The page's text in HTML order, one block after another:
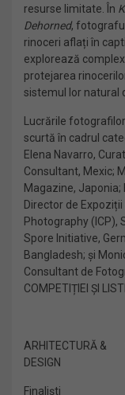
resurse limitate. În
Dehorned,
rinoceri aflați în
explorează
protejarea
sistemul lor natural
Lucrările
scurtă în cadrul
Elena Navarro,
Consultant, Mexic;
Magazine, Japonia;
Director de
Photography (ICP),
Spore Initiative,
Bangladesh; și
Consultant de
COMPETIȚIEI ȘI
ARHITECTURĂ &
DESIGN
Finaliști